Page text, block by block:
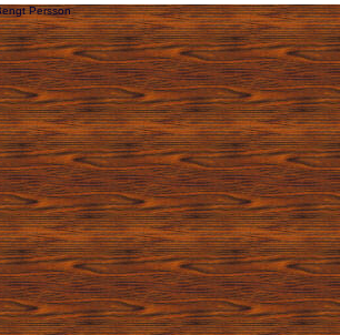
& Bengt Persson